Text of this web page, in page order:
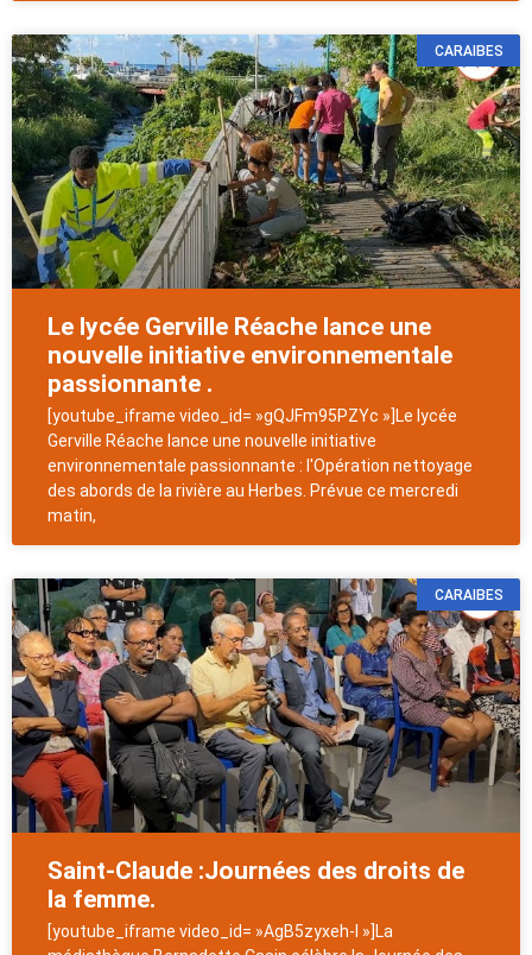
CARAIBES
Le lycée Gerville Réache lance une
nouvelle initiative environnementale
passionnante .
[youtube_iframe video_id= »gQJFm95PZYc »]Le lycée
Gerville Réache lance une nouvelle initiative
environnementale passionnante : l'Opération nettoyage
des abords de la rivière au Herbes. Prévue ce mercredi
matin,
CARAIBES
Saint-Claude :Journées des droits de
la femme.
[youtube_iframe video_id= »AgB5zyxeh-I »]La